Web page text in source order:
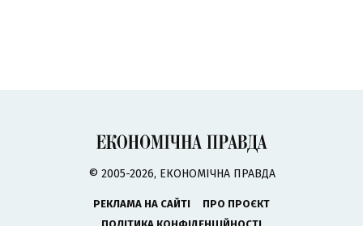
© 2005-2026, ЕКОНОМІЧНА ПРАВДА
РЕКЛАМА НА САЙТІ
ПРО ПРОЄКТ